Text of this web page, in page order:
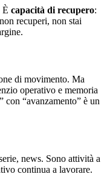
È capacità di recupero:
recuperi, non stai
di movimento. Ma
operativo e memoria
“avanzamento” è un
news. Sono attività a
continua a lavorare.